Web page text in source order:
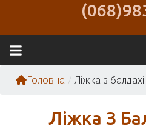
Меблі
АртісГоловна / Ліжка з
Ліжка З